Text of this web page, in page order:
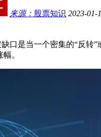
来源： 股票知识 2023-01-
缺口是当一个密集的“反转
。